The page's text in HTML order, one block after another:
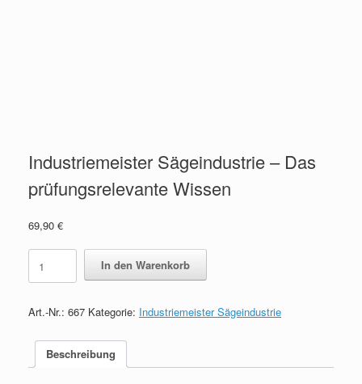
Industriemeister Sägeindustrie – Das
prüfungsrelevante Wissen
69,90 €
Industriemeister
Sägeindustrie
-
prüfungsrelevante
quantity
In den Warenkorb
Art.-Nr.: 667 Kategorie: Industriemeister Sägeindustrie
Beschreibung